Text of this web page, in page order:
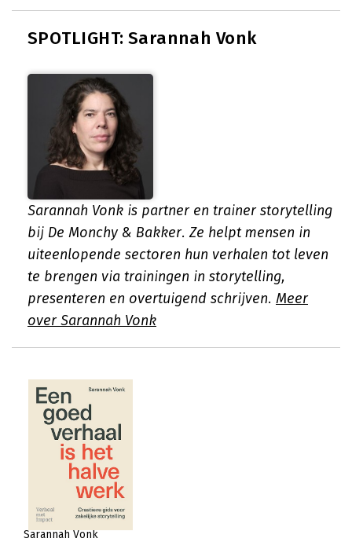
SPOTLIGHT: Sarannah Vonk
Sarannah Vonk is partner en trainer storytelling
bij De Monchy & Bakker. Ze helpt mensen in
uiteenlopende sectoren hun verhalen tot leven
te brengen via trainingen in storytelling,
presenteren en overtuigend schrijven. Meer
over Sarannah Vonk
Sarannah Vonk